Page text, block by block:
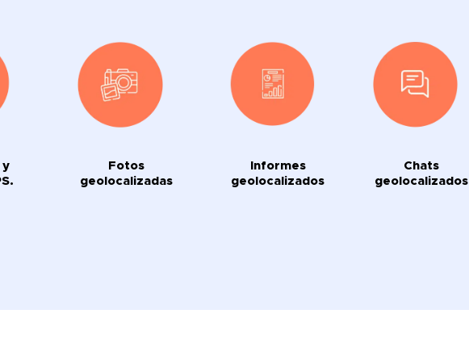
y
Fotos
geolocalizadas
Informes
geolocalizados
Chats
geolocalizados